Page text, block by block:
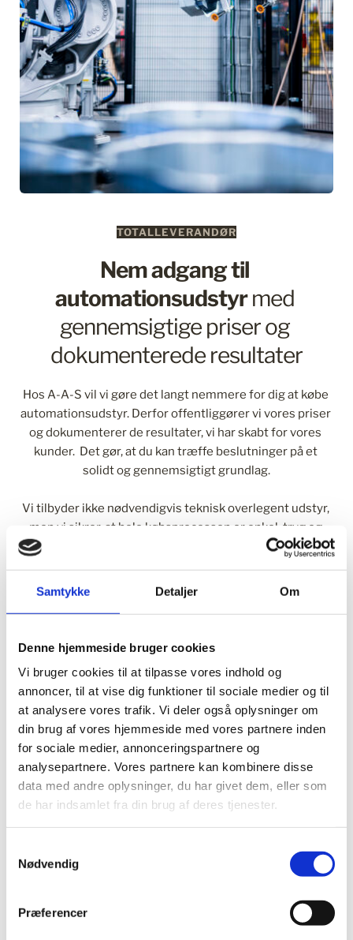
Samtykke Detaljer Om
Denne hjemmeside bruger cookies
Vi bruger cookies til at tilpasse vores indhold og
annoncer, til at vise dig funktioner til sociale medier og til
at analysere vores trafik. Vi deler også oplysninger om
din brug af vores hjemmeside med vores partnere inden
for sociale medier, annonceringspartnere og
analysepartnere. Vores partnere kan kombinere disse
data med andre oplysninger, du har givet dem, eller som
de har indsamlet fra din brug af deres tjenester.
Nødvendig
Præferencer
TOTALLEVERANDØR
Nem adgang til
automationsudstyr med
gennemsigtige priser og
dokumenterede resultater
Hos A-A-S vil vi gøre det langt nemmere for dig at købe
automationsudstyr. Derfor offentliggører vi vores priser
og dokumenterer de resultater, vi har skabt for vores
kunder.  Det gør, at du kan træffe beslutninger på et
solidt og gennemsigtigt grundlag.
Vi tilbyder ikke nødvendigvis teknisk overlegent udstyr,
men vi sikrer, at hele købsprocessen er enkel, tryg og
økonomisk fordelagtig. Med vores unikke økosystem
lægge ekstra fortjeneste på deres ydelser, hvilket
sænker dine omkostninger og øger fleksibiliteten.
Vores jyske tilgang til forretning betyder, at vi prioriterer
mere, end du skal. Vælg A-A-S, hvis du ønsker
automationsløsninger, der er lette at købe,
gennemskuelige og som leverer værdi. Både på kort og
lang sigt.
overraskelser